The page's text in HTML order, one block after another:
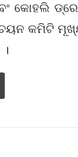
କୋହଲି
ଚୟନ କମିଟି